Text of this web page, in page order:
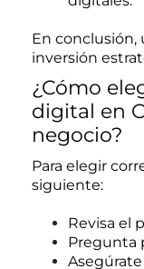
En conclusión,
inversión
¿Cómo
digital en
negocio?
Para elegir
siguiente:
Revisa el
Pregunta